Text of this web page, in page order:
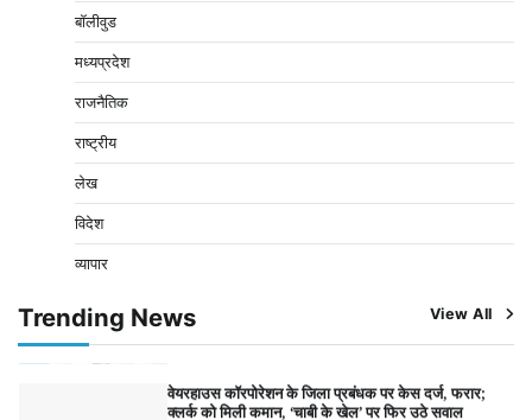
बॉलीवुड
मध्यप्रदेश
राजनैतिक
राष्ट्रीय
लेख
विदेश
व्यापार
Trending News View All
साइबर ठगी, फर्जी सिम बेचने वाला आरोपी गिरफ्तार
Pavan Jat August 5, 2026 0
विशेष प्रवर्तन अभियान में नर्मदापुरम पुलिस की सख्त कार्रवाई
1 Pavan Jat
Pavan Jat August 5, 2026 0